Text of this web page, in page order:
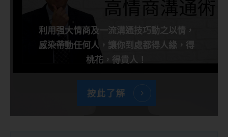
利用强大情商及一流溝通技巧動之以情，
感染帶動任何人，讓你到處都得人緣，得
桃花，得貴人！
按此了解